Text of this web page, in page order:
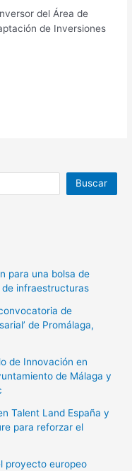
del Área de
de Inversiones
Buscar
para una bolsa de
infraestructuras
de
de Promálaga,
de Innovación en
de Málaga y
Talent Land España y
para reforzar el
proyecto europeo